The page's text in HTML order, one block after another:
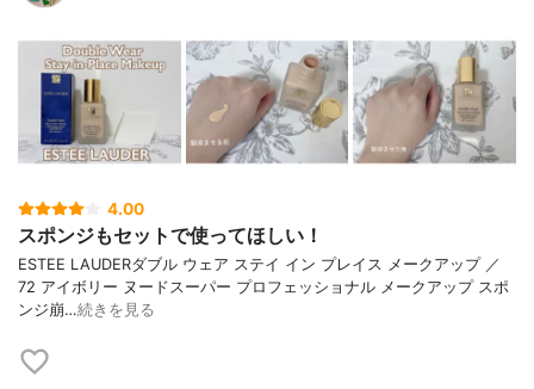
4.00
スポンジもセットで使ってほしい！
ESTEE LAUDERダブル ウェア ステイ イン プレイス メークアップ ／
72 アイボリー ヌードスーパー プロフェッショナル メークアップ スポ
ンジ崩…続きを見る